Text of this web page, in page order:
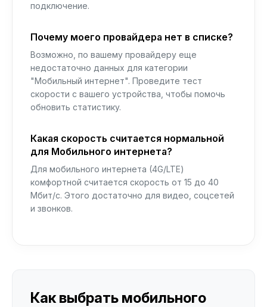
подключение.
Почему моего провайдера нет в списке?
Возможно, по вашему провайдеру еще
недостаточно данных для категории
"Мобильный интернет". Проведите тест
скорости с вашего устройства, чтобы помочь
обновить статистику.
Какая скорость считается нормальной
для Мобильного интернета?
Для мобильного интернета (4G/LTE)
комфортной считается скорость от 15 до 40
Мбит/с. Этого достаточно для видео, соцсетей
и звонков.
Как выбрать мобильного